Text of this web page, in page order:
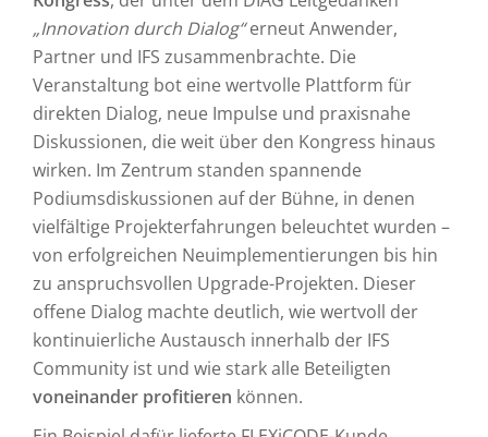
„Innovation durch Dialog“erneut Anwender,
Partner und IFS zusammenbrachte. Die
Veranstaltung bot eine wertvolle Plattform für
direkten Dialog, neue Impulse und praxisnahe
Diskussionen, die weit über den Kongress hinaus
wirken. Im Zentrum standen spannende
Podiumsdiskussionen auf der Bühne, in denen
vielfältige Projekterfahrungen beleuchtet wurden –
von erfolgreichen Neuimplementierungen bis hin
zu anspruchsvollen Upgrade-Projekten. Dieser
offene Dialog machte deutlich, wie wertvoll der
kontinuierliche Austausch innerhalb der IFS
Community ist und wie stark alle Beteiligten
voneinander profitieren können.